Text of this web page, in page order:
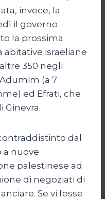
invece, la
il governo
la prossima
abitative israeliane
350 negli
(a 7
ed Efrati, che
Ginevra.
dal
a nuove
palestinese ad
di negoziati di
Se vi fosse